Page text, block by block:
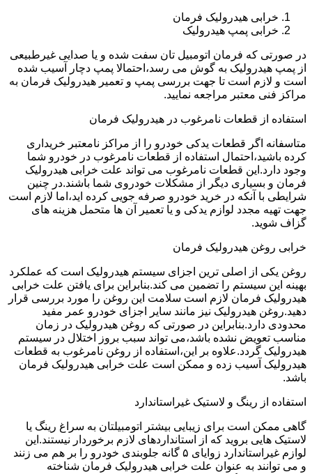
خرابی هیدرولیک فرمان
خرابی پمپ هیدرولیک
در صورتی که فرمان اتومبیل تان سفت شده و یا صدایی غیرطبیعی
از پمپ هیدرولیک به گوش می رسد،احتمالا پمپ دچار آسیب شده
است و لازم است تا جهت بررسی پمپ و تعمیر هیدرولیک فرمان به
مراکز فنی معتبر مراجعه نمایید.
استفاده از قطعات نامرغوب در هیدرولیک فرمان
متاسفانه اگر قطعات یدکی خودرو را از مراکز نامعتبر خریداری
کرده باشید،احتمال استفاده از قطعات نامرغوب در خودرو شما
وجود دارد.این قطعات نامرغوب می تواند علت خرابی هیدرولیک
فرمان و بسیاری دیگر از مشکلات خودروی شما باشند.در چنین
شرایطی با آنکه در خرید خودرو صرفه جویی کرده اید،اما لازم است
جهت تهیه مجدد لوازم یدکی و یا تعمیر آن ها متحمل هزینه های
گزاف شوید.
خرابی روغن هیدرولیک فرمان
روغن یکی از اصلی ترین اجزای سیستم هیدرولیک است که عملکرد
بهینه این سیستم را تضمین می کند.بنابراین برای یافتن علت خرابی
هیدرولیک فرمان لازم است سلامت این روغن را مورد بررسی قرار
دهید.روغن هیدرولیک نیز مانند سایر اجزای خودرو عمر مفید
محدودی دارد.بنابراین در صورتی که روغن هیدرولیک در زمان
مناسب تعویض نشده باشد،می تواند سبب بروز اختلال در سیستم
هیدرولیک گردد.علاوه بر این،استفاده از روغن نامرغوب به قطعات
هیدرولیک آسیب زده و ممکن است علت خرابی هیدرولیک فرمان
باشد.
استفاده از رینگ و لاستیک غیراستاندارد
گاهی ممکن است برای زیبایی بیشتر اتومبیلتان به سراغ رینگ یا
لاستیک هایی بروید که از استانداردهای لازم برخوردار نیستند.این
لوازم غیراستاندارد زوایای ۵ گانه جلوبندی خودرو را بر هم می زنند
و می توانند به عنوان علت خرابی هیدرولیک فرمان شناخته